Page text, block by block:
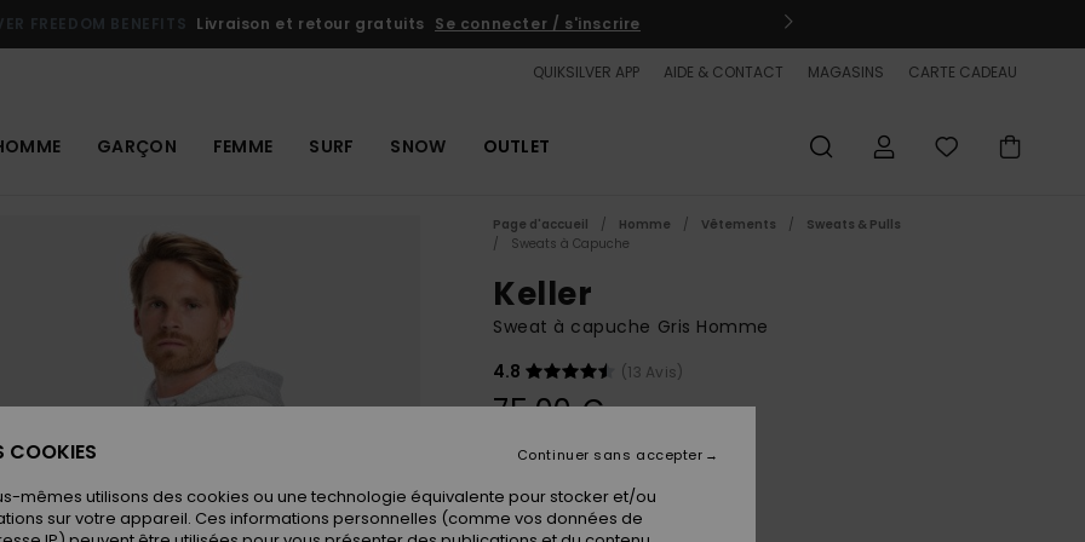
FREEDOM BENEFITS Livraison et retour gratuits Se connecter / s'inscrire
QUIKSILVER APP AIDE & CONTACT MAGASINS CARTE CADEAU
GARÇON FEMME SURF SNOW OUTLET
Page d'accueil Homme Vêtements
Sweats & Pulls
Sweats à Capuche
Keller
Sweat à capuche Gris Homme
4.8
(13 Avis)
75,00 €
Light Grey Heather
COOKIES
mêmes utilisons des cookies ou une technologie équivalente pour stocker et/ou
sur votre appareil. Ces informations personnelles (comme vos données de
Continuer sans accepter